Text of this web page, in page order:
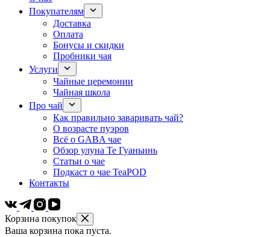
Покупателям
Доставка
Оплата
Бонусы и скидки
Пробники чая
Услуги
Чайные церемонии
Чайная школа
Про чай
Как правильно заваривать чай?
О возрасте пуэров
Всё о GABA чае
Обзор улуна Те Гуаньинь
Статьи о чае
Подкаст о чае TeaPOD
Контакты
Корзина покупок
Ваша корзина пока пуста.